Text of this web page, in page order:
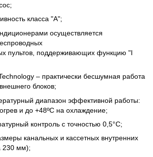
класса "А";
осуществляется
пультов, поддерживающих функцию "I
– практически бесшумная работа
блоков;
диапазон эффективной работы:
и до +48ºC на охлаждение;
контроль с точностью 0,5°C;
канальных и кассетных внутренних
230 мм);